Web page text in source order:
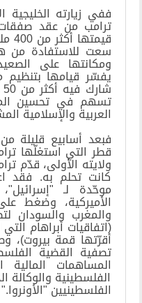
ترامب من عقد
سعت للاستفادة من
ومكانتها على
يفسّر قيامها
تسهم في تحسين
العربية والإسلامية
فبعد أسابيع قليلة
قطر التي استغلّها
ولايته الأولى، قدّم
كانت تحلم به. فقد
موحّدة لـ
الأميركية، وضغط
والمغرب والسودان
(اتفاقيات أبراهام
أقرّتها قمة بيروت)،
تصفية القضية
المساهمات
الفلسطينية والوكالة
الفلسطينيين "الأونروا".